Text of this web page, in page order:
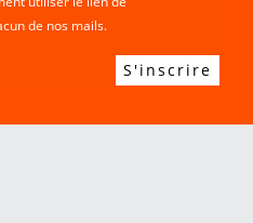
de nos mails.